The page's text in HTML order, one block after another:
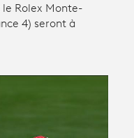
le Rolex Monte-
4) seront à